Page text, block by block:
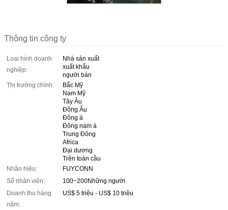
Thông tin công ty
Loại hình doanh
nghiệp:
Nhà sản xuất
xuất khẩu
người bán
Thị trường chính:
Bắc Mỹ
Nam Mỹ
Tây Âu
Đông Âu
Đông á
Đông nam á
Trung Đông
Africa
Đại dương
Trên toàn cầu
Nhãn hiệu:
FUYCONN
Số nhân viên:
100~200Những người
Doanh thu hàng
năm:
US$ 5 triệu - US$ 10 triệu